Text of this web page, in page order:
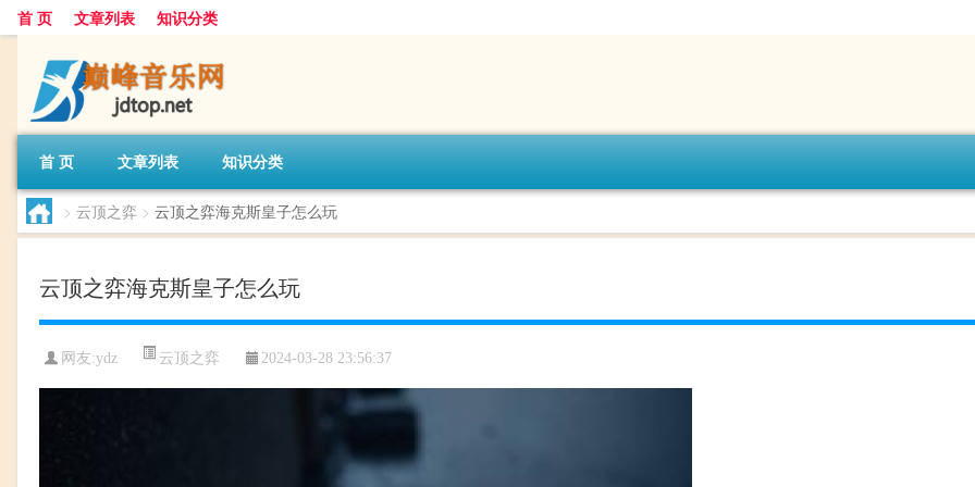
首 页 文章列表 知识分类
首 页 文章列表 知识分类
> 云顶之弈 > 云顶之弈海克斯皇子怎么玩
云顶之弈海克斯皇子怎么玩
网友:ydz 云顶之弈 2024-03-28 23:56:37